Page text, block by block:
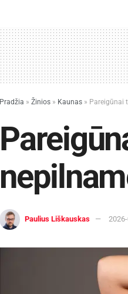
Pradžia » Žinios » Kaunas » Pareigūnai
Paulius Liškauskas